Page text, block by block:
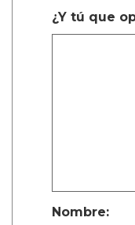
¿Y tú que
Nombre: